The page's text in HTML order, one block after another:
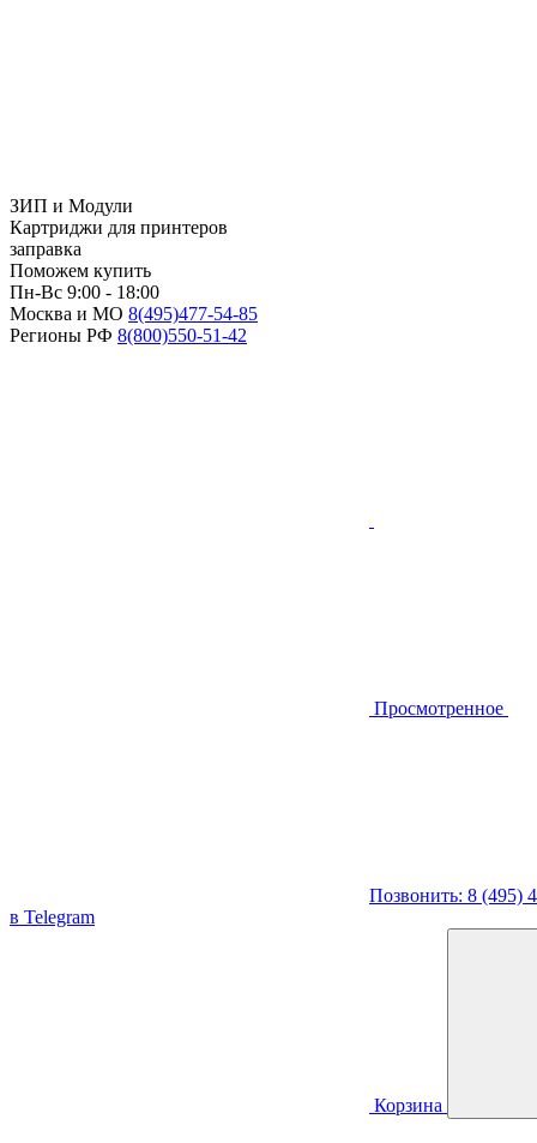
ЗИП и Модули
Картриджи для принтеров
заправка
Поможем купить
Пн-Вс 9:00 - 18:00
Москва и МО 8(495)477-54-85
Регионы РФ 8(800)550-51-42
Просмотренное
Позвонить: 8 (495)
в Telegram
Корзина